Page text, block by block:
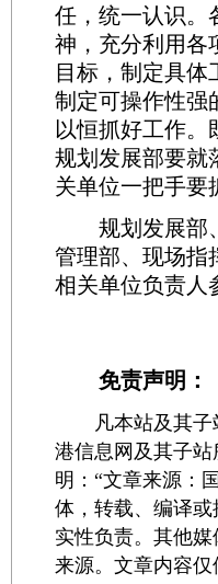
任，统一认识。
神，充分利用各
目标，制定具
制定可操作性强
以恒抓好工作
规划发展部要就
关单位一把手要
规划发展部、
管理部、现场指
相关单位负责人
免责声明：
凡本站及其子站
港信息网及其子
明：“文章来源：
体，转载、编译
实性负责。其他
来源。文章内容仅